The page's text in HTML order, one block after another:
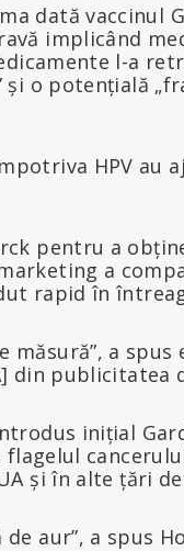
dată vaccinul
implicând
l-a
o potențială
HPV au
pentru a
a
rapid în
a spus
din publicitatea
inițial
și în alte țări
aur”, a spus